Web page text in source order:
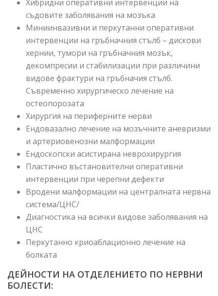
Хибридни оперативни интервенции на
съдовите заболявания на мозъка
Миниинвазивни и перкутанни оперативни
интервенции на гръбначния стълб – дискови
хернии, тумори на гръбначния мозък,
декомпресии и стабилизации при различини
видове фрактури на гръбначия стълб.
Съвременно хирургическо лечение на
остеопорозата
Хирургия на периферните нерви
Ендовазално лечение на мозъчните аневризми
и артериовенозни малформации
Ендоскопски асистирана неврохирургия
Пластично въстановителни оперативни
интервенции при черепни дефекти
Вродени малформации на централната нервна
система/ЦНС/
Диагностика на всички видове заболявания на
ЦНС
Перкутанно криоаблационно лечение на
болката
ДЕЙНОСТИ НА ОТДЕЛЕНИЕТО ПО НЕРВНИ
БОЛЕСТИ: